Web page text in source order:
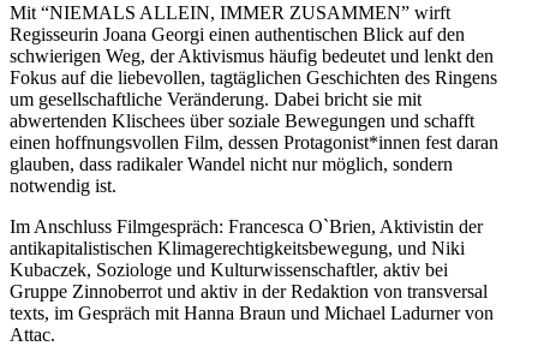
Mit “NIEMALS ALLEIN, IMMER ZUSAMMEN” wirft
Regisseurin Joana Georgi einen authentischen Blick auf den
schwierigen Weg, der Aktivismus häufig bedeutet und lenkt den
Fokus auf die liebevollen, tagtäglichen Geschichten des Ringens
um gesellschaftliche Veränderung. Dabei bricht sie mit
abwertenden Klischees über soziale Bewegungen und schafft
einen hoffnungsvollen Film, dessen Protagonist*innen fest daran
glauben, dass radikaler Wandel nicht nur möglich, sondern
notwendig ist.
Im Anschluss Filmgespräch: Francesca O`Brien, Aktivistin der
antikapitalistischen Klimagerechtigkeitsbewegung, und Niki
Kubaczek, Soziologe und Kulturwissenschaftler, aktiv bei
Gruppe Zinnoberrot und aktiv in der Redaktion von transversal
texts, im Gespräch mit Hanna Braun und Michael Ladurner von
Attac.